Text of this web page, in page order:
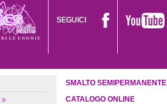
SEGUICI
SMALTO SEMIPERMANENTE
CATALOGO ONLINE